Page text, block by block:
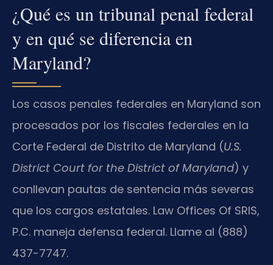
¿Qué es un tribunal penal federal
y en qué se diferencia en
Maryland?
Los casos penales federales en Maryland son
procesados por los fiscales federales en la
Corte Federal de Distrito de Maryland (U.S.
District Court for the District of Maryland) y
conllevan pautas de sentencia más severas
que los cargos estatales. Law Offices Of SRIS,
P.C. maneja defensa federal. Llame al (888)
437-7747.